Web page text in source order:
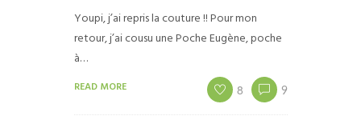
Youpi, j’ai repris la couture !! Pour mon
retour, j’ai cousu une Poche Eugène, poche
à…
READ MORE 8 9